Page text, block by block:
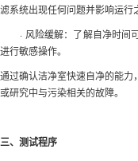
滤系统出现任何问题并影响运行
· 风险缓解：了解自净时间
进行敏感操作。
通过确认洁净室快速自净的能
或研究中与污染相关的故障。
三、测试程序